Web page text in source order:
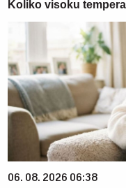
Koliko visoku
06. 08. 2026 06:38